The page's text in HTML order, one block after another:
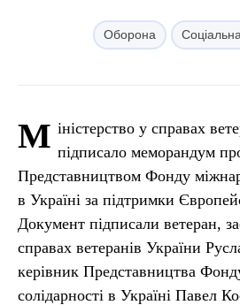
Оборона
М іністерство у справах
підписало меморандум
Представництвом Фонду
в Україні за підтримки
Документ підписали ветеран,
справах ветеранів України
керівник Представництва
солідарності в Україні Павел